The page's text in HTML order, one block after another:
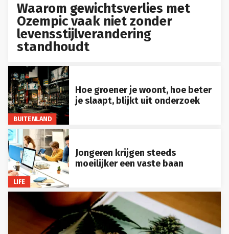
Waarom gewichtsverlies met
Ozempic vaak niet zonder
levensstijlverandering
standhoudt
BUITENLAND
Hoe groener je woont, hoe beter
je slaapt, blijkt uit onderzoek
LIFE
Jongeren krijgen steeds
moeilijker een vaste baan